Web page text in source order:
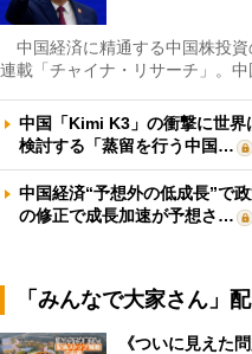
中国経済に精通する中国株投資
連載「チャイナ・リサーチ」。中
中国「Kimi K3」の衝撃に世
検討する「蒸留を行う中国…
中国経済“予想外の低成長”で
の修正で成長加速が予想さ…
「みんなで大家さん」
《ついに見えた